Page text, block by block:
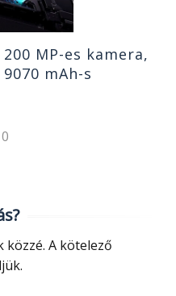
200 MP-es kamera,
mAh-s
0
közzé. A kötelező